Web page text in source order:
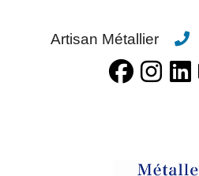
Artisan Métallier